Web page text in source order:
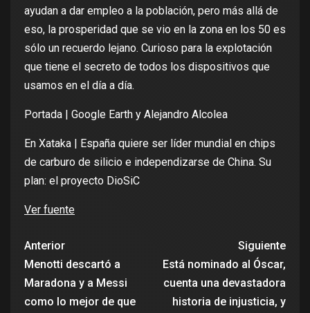
ayudan a dar empleo a la población, pero más allá de
eso, la prosperidad que se vio en la zona en los 50 es
sólo un recuerdo lejano. Curioso para la explotación
que tiene el secreto de todos los dispositivos que
usamos en el día a día.
Portada | Google Earth y Alejandro Alcolea
En Xataka |
España quiere ser líder mundial en chips
de carburo de silicio e independizarse de China. Su
plan: el proyecto DioSiC
Ver fuente
Anterior
Menotti descartó a
Maradona y a Messi
como lo mejor de que
Siguiente
Está nominado al Óscar,
cuenta una devastadora
historia de injusticia, y